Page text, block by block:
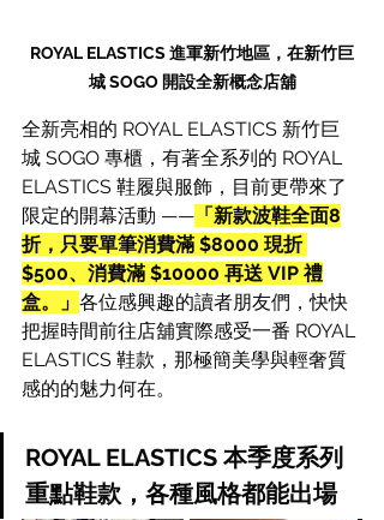
ROYAL ELASTICS 進軍新竹地區，在新竹巨
城 SOGO 開設全新概念店舖
全新亮相的 ROYAL ELASTICS 新竹巨
城 SOGO 專櫃，有著全系列的 ROYAL
ELASTICS 鞋履與服飾，目前更帶來了
限定的開幕活動 —— 「新款波鞋全面8
折，只要單筆消費滿 $8000 現折
$500、消費滿 $10000 再送 VIP 禮
盒。」 各位感興趣的讀者朋友們，快快
把握時間前往店舖實際感受一番 ROYAL
ELASTICS 鞋款，那極簡美學與輕奢質
感的的魅力何在。
ROYAL ELASTICS 本季度系列
重點鞋款，各種風格都能出場